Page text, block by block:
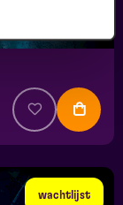
wachtlijst